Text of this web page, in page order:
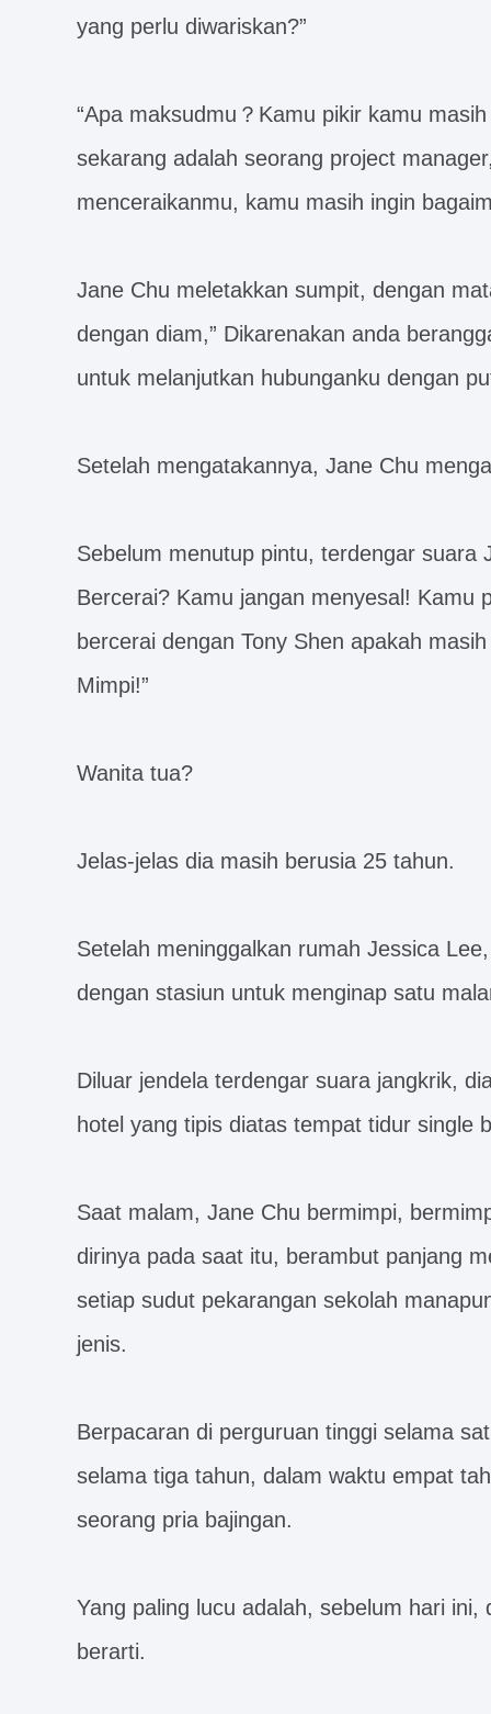
yang perlu diwariskan?”
“Apa maksudmu？Kamu pikir kamu
sekarang adalah seorang project
menceraikanmu, kamu masih ingin
Jane Chu meletakkan sumpit, dengan
dengan diam,” Dikarenakan anda
untuk melanjutkan hubunganku dengan
Setelah mengatakannya, Jane Chu
Sebelum menutup pintu, terdengar suara
Bercerai? Kamu jangan menyesal! Kamu
bercerai dengan Tony Shen apakah
Mimpi!”
Wanita tua?
Jelas-jelas dia masih berusia 25 tahun.
Setelah meninggalkan rumah Jessica
dengan stasiun untuk menginap satu
Diluar jendela terdengar suara jangkrik,
hotel yang tipis diatas tempat tidur single
Saat malam, Jane Chu bermimpi,
dirinya pada saat itu, berambut panjang
setiap sudut pekarangan sekolah
jenis.
Berpacaran di perguruan tinggi selama
selama tiga tahun, dalam waktu empat
seorang pria bajingan.
Yang paling lucu adalah, sebelum hari
berarti.